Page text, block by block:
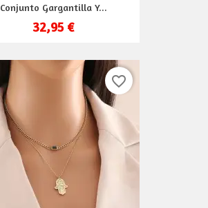
Conjunto Gargantilla Y...
32,95 €
favorite_border